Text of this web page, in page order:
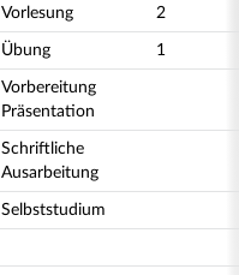
Vorlesung 2
Übung 1
Vorbereitung
Präsentation
Schriftliche
Ausarbeitung
Selbststudium